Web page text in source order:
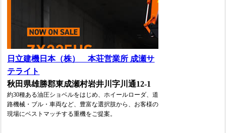
日立建機日本（株） 本荘営業所 成瀬サ
テライト
秋田県雄勝郡東成瀬村岩井川字川通12-1
約30種ある油圧ショベルをはじめ、ホイールローダ、道
路機械・ブル・車両など、豊富な選択肢から、お客様の
現場にベストマッチする重機をご提案。